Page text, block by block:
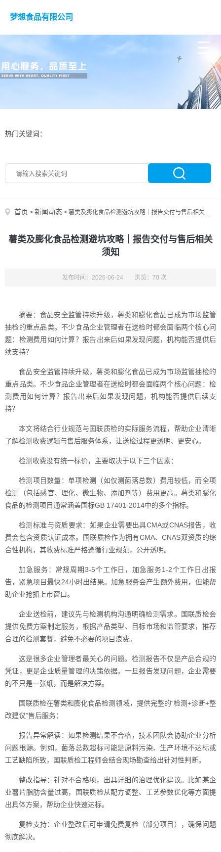
梦想食品有限公司
热门关键词：
首页 > 新闻动态 > 薯类及膨化食品检测避坑攻略｜报告交付与售后相关须知
薯类及膨化食品检测避坑攻略｜报告交付与售后相关
须知
发布时间：2026-06-24 浏览：70 次
摘要：食品安全监管持续升级，薯类和膨化食品已成为市场监管
抽检的重点品类。不少食品企业管理者在送检时都会面临两个核心问
题：检测费用如何计算？报告出来后如果发现问题，机构能否提供后
续支持？
食品安全监管持续升级，薯类和膨化食品已成为市场监管抽检的
重点品类。不少食品企业管理者在送检时都会面临两个核心问题：检
测费用如何计算？报告出来后如果发现问题，机构能否提供后续支
持？
本文将结合行业规范与国联质检的实际服务流程，帮助企业清晰
了解检测收费逻辑与售后服务体系，让送检过程更透明、更安心。
检测收费没有统一标价，主要取决于以下三个因素：
检测项目数量：单项检测（如仅测菌落总数）费用较低，而全项
检测（包括感官、理化、微生物、添加剂等）费用更高。薯类和膨化
食品的检测项目通常涵盖国标GB 17401-2014中的多个指标。
检测标准与资质要求：如果企业需要出具CMA或CNAS报告，收
费会包含资质认证成本。国联质检作为拥有CMA、CNAS双资质的综
合性机构，其收费标准严格遵循行业规范，公开透明。
加急服务：常规周期3-5个工作日，加急服务1-2个工作日出报
告，紧急项目最快24小时出结果。加急服务会产生额外费用，但能帮
助企业抢抓上市窗口。
企业送检前，建议先与检测机构沟通明确检测需求。国联质检会
提供免费方案制定服务，根据产品类型、目标市场和监管要求，推荐
合理的检测套餐，避免不必要的项目浪费。
这是很多企业管理者最关心的问题。检测报告不仅是产品合规的
凭证，更是企业质量管理的决策依据。一旦报告发现问题，企业需要
的不只是一张纸，而是解决方案。
国联质检在薯类和膨化食品检测领域，提供完整的“检测+诊断+整
改建议”售后服务：
报告异常解读：如果检测结果不合格，技术团队会协助企业分析
问题根源。例如，菌落总数超标可能是原料污染、生产环境不达标或
工艺缺陷所致，国联质检工程师会结合现场勘查给出针对性判断。
整改指导：针对不合格项，出具详细的治理优化建议。比如某企
业薯片脂肪含量过高，国联质检从配方调整、工艺参数优化等方面提
出具体方案，帮助企业快速达标。
复检支持：企业整改后可申请免费复检（部分项目），确保问题
彻底解决。